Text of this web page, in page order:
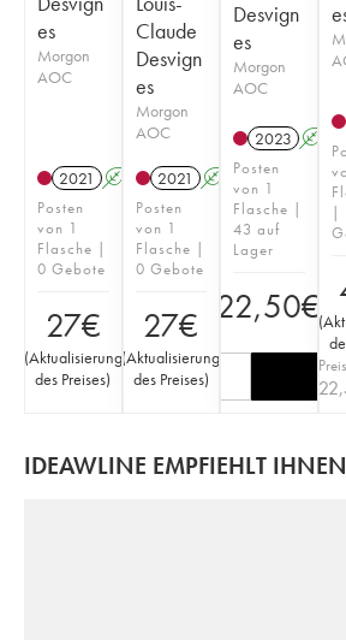
es
Morgon
AOC
2021 A
Posten
von 1
Flasche |
0 Gebote
27€
(Aktualisierung
des Preises)
Claude
Desvign
es
Morgon
AOC
2021 A
Posten
von 1
Flasche |
0 Gebote
27€
(Aktualisierung
des Preises)
Desvign
es
Morgon
AOC
2023 A
Posten
von 1
Flasche |
43 auf
Lager
22,50€
|
(
IDEAWLINE EMPFIEHLT IHNEN